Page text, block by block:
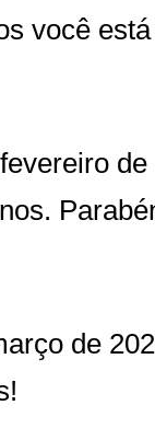
você
de